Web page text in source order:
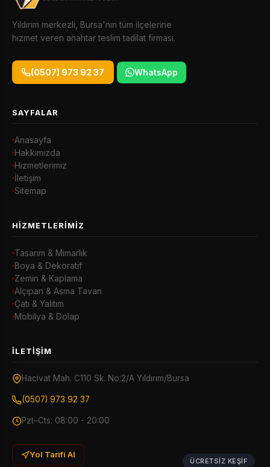
Yıldırım merkezli, Bursa'nın tüm ilçelerine
hizmet veren anahtar teslim tadilat firması.
(0507) 973 92 37 WhatsApp
SAYFALAR
Anasayfa
Hakkımızda
Hizmetlerimiz
İletişim
Sitemap
HIZMETLERIMIZ
Tasarım & Mimarlık
Boya & Dekoratif
Zemin & Kaplama
Alçıpan & Asma Tavan
Çatı & Yalıtım
Mobilya & Dolap
İLETIŞIM
Hacivat Mah. C110 Sk. No:2/A Yıldırım/Bursa
(0507) 973 92 37
Pzt–Cts: 08:00 - 20:00
Yol Tarifi Al
ÜCRETSIZ KEŞIF